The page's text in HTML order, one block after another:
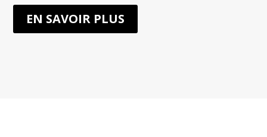
EN SAVOIR PLUS